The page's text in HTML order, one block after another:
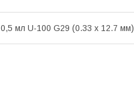
0,5 мл U-100 G29 (0.33 x 12.7 мм)